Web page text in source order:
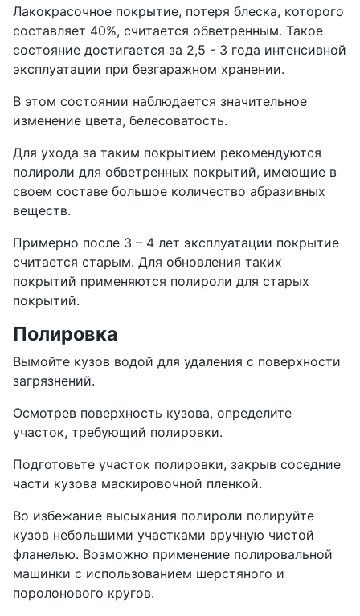
Лакокрасочное покрытие, потеря блеска, которого
составляет 40%, считается обветренным. Такое
состояние достигается за 2,5 - 3 года интенсивной
эксплуатации при безгаражном хранении.
В этом состоянии наблюдается значительное
изменение цвета, белесоватость.
Для ухода за таким покрытием рекомендуются
полироли для обветренных покрытий, имеющие в
своем составе большое количество абразивных
веществ.
Примерно после 3 – 4 лет эксплуатации покрытие
считается старым. Для обновления таких
покрытий применяются полироли для старых
покрытий.
Полировка
Вымойте кузов водой для удаления с поверхности
загрязнений.
Осмотрев поверхность кузова, определите
участок, требующий полировки.
Подготовьте участок полировки, закрыв соседние
части кузова маскировочной пленкой.
Во избежание высыхания полироли полируйте
кузов небольшими участками вручную чистой
фланелью. Возможно применение полировальной
машинки с использованием шерстяного и
поролонового кругов.